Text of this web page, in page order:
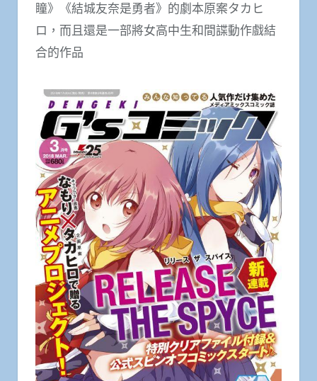
瞳》《結城友奈是勇者》的劇本原案タカヒ
ロ，而且還是一部將女高中生和間諜動作戲結
合的作品